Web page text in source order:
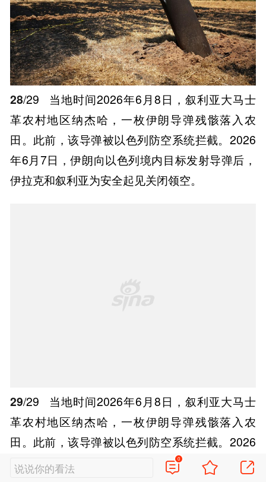
28/29
当地时间2026年6月8日，叙利亚大马士
革农村地区纳杰哈，一枚伊朗导弹残骸落入农
田。此前，该导弹被以色列防空系统拦截。2026
年6月7日，伊朗向以色列境内目标发射导弹后，
伊拉克和叙利亚为安全起见关闭领空。
29/29
当地时间2026年6月8日，叙利亚大马士
革农村地区纳杰哈，一枚伊朗导弹残骸落入农
田。此前，该导弹被以色列防空系统拦截。2026
年6月7日，伊朗向以色列境内目标发射导弹后，
说说你的看法
0